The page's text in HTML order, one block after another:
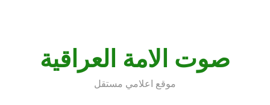
صوت الامة العراقية
موقع اعلامي مستقل